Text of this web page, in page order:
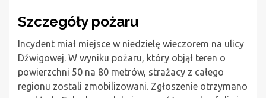
Szczegóły pożaru
Incydent miał miejsce w niedzielę wieczorem na ulicy
Dźwigowej. W wyniku pożaru, który objął teren o
powierzchni 50 na 80 metrów, strażacy z całego
regionu zostali zmobilizowani. Zgłoszenie otrzymano